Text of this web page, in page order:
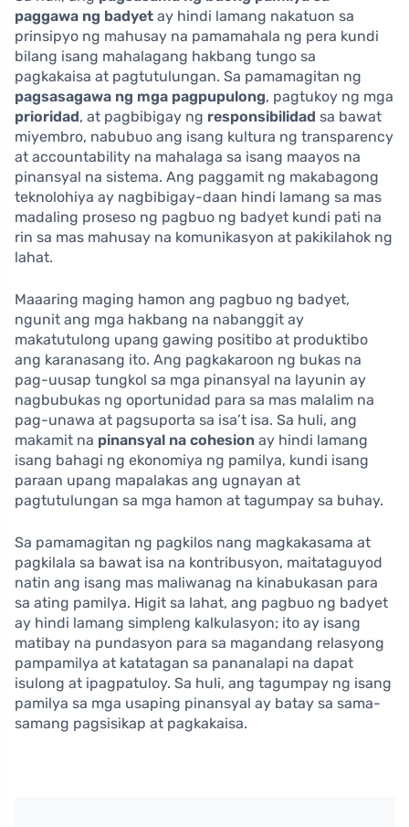
paggawa ng badyet ay hindi lamang nakatuon sa
prinsipyo ng mahusay na pamamahala ng pera kundi
bilang isang mahalagang hakbang tungo sa
pagkakaisa at pagtutulungan. Sa pamamagitan ng
pagsasagawa ng mga pagpupulong, pagtukoy ng mga
prioridad, at pagbibigay ng responsibilidad sa bawat
miyembro, nabubuo ang isang kultura ng transparency
at accountability na mahalaga sa isang maayos na
pinansyal na sistema. Ang paggamit ng makabagong
teknolohiya ay nagbibigay-daan hindi lamang sa mas
madaling proseso ng pagbuo ng badyet kundi pati na
rin sa mas mahusay na komunikasyon at pakikilahok ng
lahat.
Maaaring maging hamon ang pagbuo ng badyet,
ngunit ang mga hakbang na nabanggit ay
makatutulong upang gawing positibo at produktibo
ang karanasang ito. Ang pagkakaroon ng bukas na
pag-uusap tungkol sa mga pinansyal na layunin ay
nagbubukas ng oportunidad para sa mas malalim na
pag-unawa at pagsuporta sa isa’t isa. Sa huli, ang
makamit na pinansyal na cohesion ay hindi lamang
isang bahagi ng ekonomiya ng pamilya, kundi isang
paraan upang mapalakas ang ugnayan at
pagtutulungan sa mga hamon at tagumpay sa buhay.
Sa pamamagitan ng pagkilos nang magkakasama at
pagkilala sa bawat isa na kontribusyon, maitataguyod
natin ang isang mas maliwanag na kinabukasan para
sa ating pamilya. Higit sa lahat, ang pagbuo ng badyet
ay hindi lamang simpleng kalkulasyon; ito ay isang
matibay na pundasyon para sa magandang relasyong
pampamilya at katatagan sa pananalapi na dapat
isulong at ipagpatuloy. Sa huli, ang tagumpay ng isang
pamilya sa mga usaping pinansyal ay batay sa sama-
samang pagsisikap at pagkakaisa.